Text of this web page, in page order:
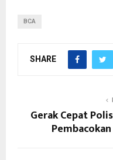
BCA
SHARE
Gerak Cepat